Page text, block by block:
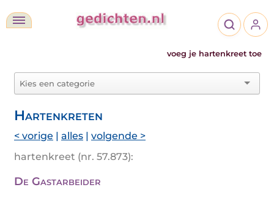
voeg je hartenkreet toe
Hartenkreten
< vorige | alles | volgende >
hartenkreet (nr. 57.873):
De Gastarbeider